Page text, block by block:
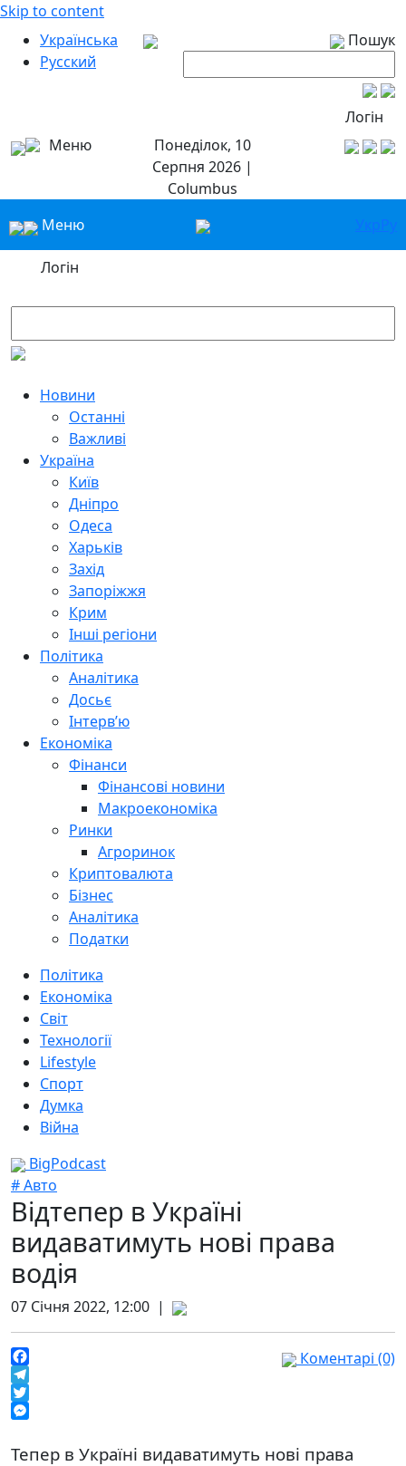
Skip to content
Українська
Русский
Пошук
Логін
Меню
Понеділок, 10
Серпня 2026 |
Columbus
Меню
УкрРу
Логін
Новини
Останні
Важливі
Україна
Київ
Дніпро
Одеса
Харьків
Захід
Запоріжжя
Крим
Інші регіони
Політика
Аналітика
Досьє
Інтерв’ю
Економіка
Фінанси
Фінансові новини
Макроекономіка
Ринки
Агроринок
Криптовалюта
Бізнес
Аналітика
Податки
Політика
Економіка
Світ
Технології
Lifestyle
Спорт
Думка
Війна
BigPodcast
# Авто
Відтепер в Україні
видаватимуть нові права
водія
07 Січня 2022, 12:00 |
Facebook
Telegram
Twitter
Коментарі (0)
Тепер в Україні видаватимуть нові права